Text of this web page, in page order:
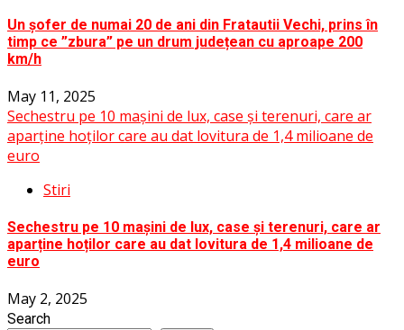
Un șofer de numai 20 de ani din Fratautii Vechi, prins în
timp ce ”zbura” pe un drum județean cu aproape 200
km/h
May 11, 2025
Sechestru pe 10 mașini de lux, case și terenuri, care ar
aparține hoților care au dat lovitura de 1,4 milioane de
euro
Stiri
Sechestru pe 10 mașini de lux, case și terenuri, care ar
aparține hoților care au dat lovitura de 1,4 milioane de
euro
May 2, 2025
Search